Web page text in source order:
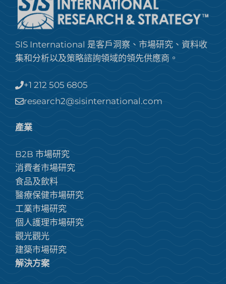
SIS International 是客戶洞察、市場研究、資料收
集和分析以及策略諮詢領域的領先供應商。
+1 212 505 6805
research2@sisinternational.com
產業
B2B 市場研究
消費者市場研究
食品及飲料
醫療保健市場研究
工業市場研究
個人護理市場研究
觀光觀光
建築市場研究
解決方案